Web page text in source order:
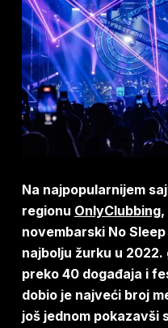
Na najpopularnijem
regionu OnlyClubbing,
novembarski No
najbolju žurku u
preko 40 događaja i
dobio je najveći broj
još jednom pokazavši